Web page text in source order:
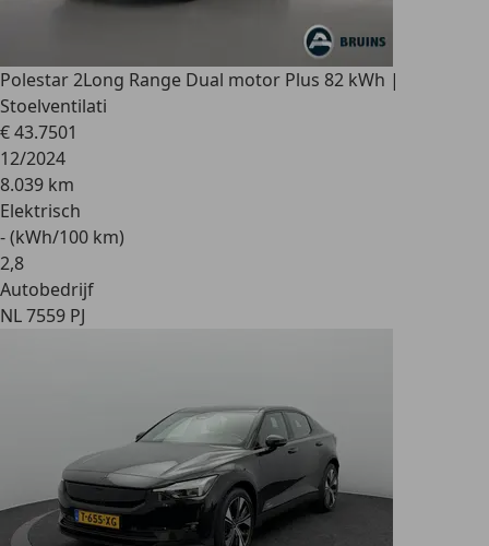
Polestar 2Long Range Dual motor Plus 82 kWh |
Stoelventilati
€ 43.7501
12/2024
8.039 km
Elektrisch
- (kWh/100 km)
2,8
Autobedrijf
NL 7559 PJ